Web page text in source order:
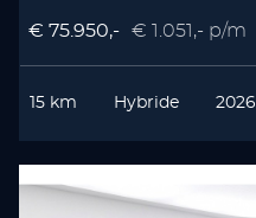
€ 75.950,- € 1.051,- p/m
15 km Hybride 2026